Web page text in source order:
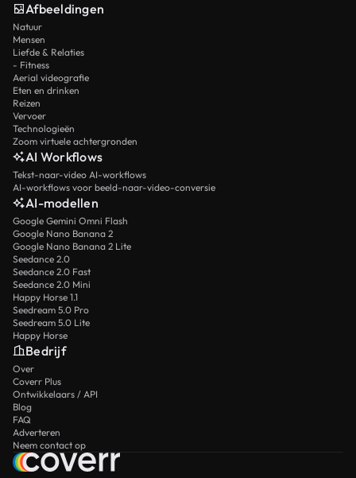
Afbeeldingen
Natuur
Mensen
Liefde & Relaties
- Fitness
Aerial videografie
Eten en drinken
Reizen
Vervoer
Technologieën
Zoom virtuele achtergronden
AI Workflows
Tekst-naar-video AI-workflows
AI-workflows voor beeld-naar-video-conversie
AI-modellen
Google Gemini Omni Flash
Google Nano Banana 2
Google Nano Banana 2 Lite
Seedance 2.0
Seedance 2.0 Fast
Seedance 2.0 Mini
Happy Horse 1.1
Seedream 5.0 Pro
Seedream 5.0 Lite
Happy Horse
Bedrijf
Over
Coverr Plus
Ontwikkelaars / API
Blog
FAQ
Adverteren
Neem contact op